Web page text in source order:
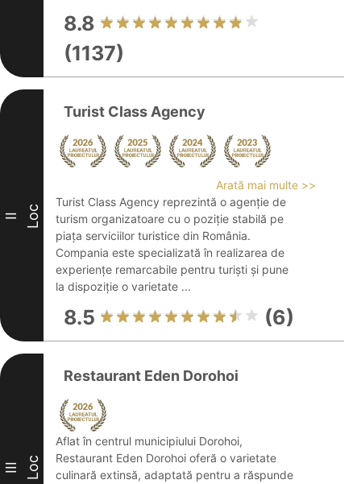
8.8
(1137)
II Loc
Turist Class Agency
Arată mai multe >>
Turist Class Agency reprezintă o agenție de
turism organizatoare cu o poziție stabilă pe
piața serviciilor turistice din România.
Compania este specializată în realizarea de
experiențe remarcabile pentru turiști și pune
la dispoziție o varietate ...
8.5 (6)
III Loc
Restaurant Eden Dorohoi
Aflat în centrul municipiului Dorohoi,
Restaurant Eden Dorohoi oferă o varietate
culinară extinsă, adaptată pentru a răspunde